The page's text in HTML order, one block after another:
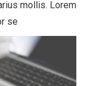
mollis. Lorem
se